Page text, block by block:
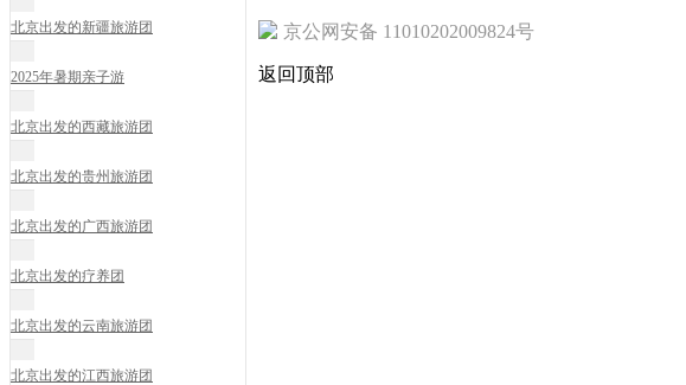
北京出发的新疆旅游团
2025年暑期亲子游
北京出发的西藏旅游团
北京出发的贵州旅游团
北京出发的广西旅游团
北京出发的疗养团
北京出发的云南旅游团
北京出发的江西旅游团
京公网安备 11010202009824号
返回顶部